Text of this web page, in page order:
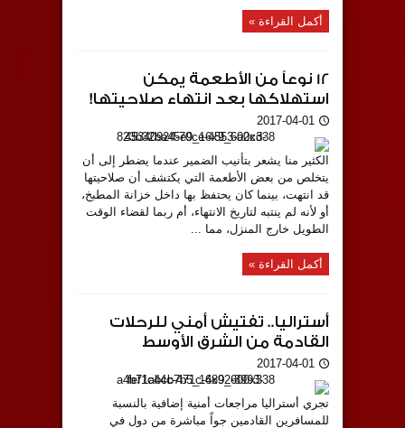
أكمل القراءة »
12 نوعاً من الأطعمة يمكن
استهلاكها بعد انتهاء صلاحيتها!
2017-04-01
الكثير منا يشعر بتأنيب الضمير عندما يضطر إلى أن
يتخلص من بعض الأطعمة التي يكتشف أن صلاحيتها
قد انتهت، بينما كان يحتفظ بها داخل خزانة المطبخ،
أو لأنه لم ينتبه لتاريخ الانتهاء، أم ربما لقضاء الوقت
الطويل خارج المنزل، مما ...
أكمل القراءة »
أستراليا.. تفتيش أمني للرحلات
القادمة من الشرق الأوسط
2017-04-01
تجري أستراليا مراجعات أمنية إضافية بالنسبة
للمسافرين القادمين جواً مباشرة من دول في